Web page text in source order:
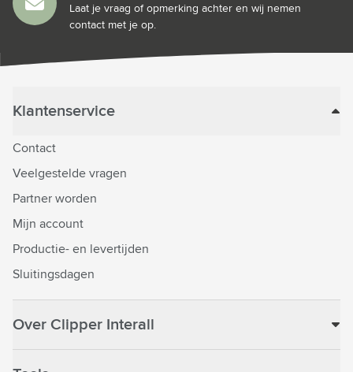
Laat je vraag of opmerking achter en wij nemen
contact met je op.
Klantenservice
Contact
Veelgestelde vragen
Partner worden
Mijn account
Productie- en levertijden
Sluitingsdagen
Over Clipper Interall